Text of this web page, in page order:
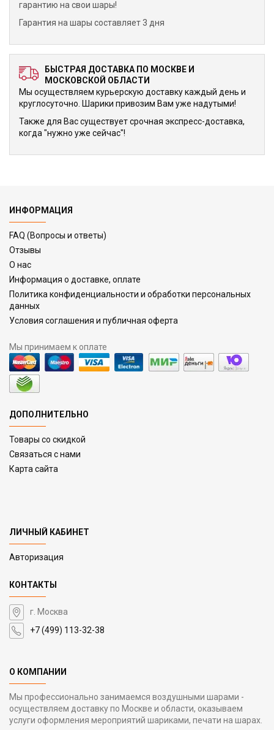
гарантию на свои шары!
Гарантия на шары составляет 3 дня
БЫСТРАЯ ДОСТАВКА ПО МОСКВЕ И
МОСКОВСКОЙ ОБЛАСТИ
Мы осуществляем курьерскую доставку каждый день и
круглосуточно. Шарики привозим Вам уже надутыми!
Также для Вас существует срочная экспресс-доставка,
когда "нужно уже сейчас"!
ИНФОРМАЦИЯ
FAQ (Вопросы и ответы)
Отзывы
О нас
Информация о доставке, оплате
Политика конфиденциальности и обработки персональных
данных
Условия соглашения и публичная оферта
Мы принимаем к оплате
ДОПОЛНИТЕЛЬНО
Товары со скидкой
Связаться с нами
Карта сайта
ЛИЧНЫЙ КАБИНЕТ
Авторизация
КОНТАКТЫ
г. Москва
+7 (499) 113-32-38
О КОМПАНИИ
Мы профессионально занимаемся воздушными шарами -
осуществляем доставку по Москве и области, оказываем
услуги оформления мероприятий шариками, печати на шарах.